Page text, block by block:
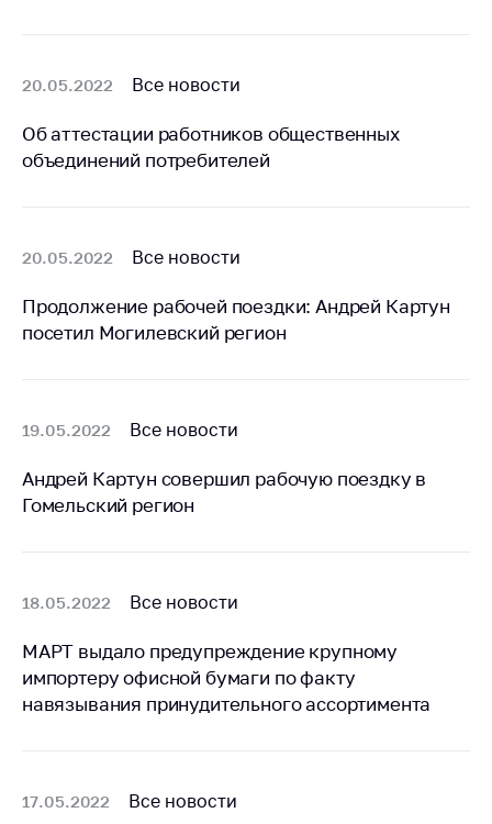
цен на лекарства и
изделия
Министра
Горячая линия
Вышестоящий
государственный
орган
Важное на сайте
Ценообразование
средства, изделия
медицинского
назначения и
по установлению
20.05.2022 Все новости
Об аттестации работников общественных
объединений потребителей
20.05.2022 Все новости
Продолжение рабочей поездки: Андрей Картун
посетил Могилевский регион
19.05.2022 Все новости
Андрей Картун совершил рабочую поездку в
Гомельский регион
18.05.2022 Все новости
МАРТ выдало предупреждение крупному
импортеру офисной бумаги по факту
навязывания принудительного ассортимента
17.05.2022 Все новости